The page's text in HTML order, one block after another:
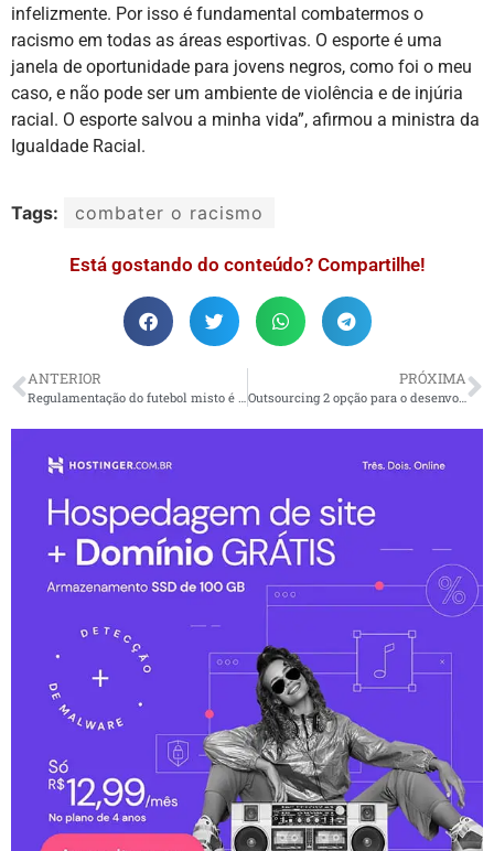
infelizmente. Por isso é fundamental combatermos o
racismo em todas as áreas esportivas. O esporte é uma
janela de oportunidade para jovens negros, como foi o meu
caso, e não pode ser um ambiente de violência e de injúria
racial. O esporte salvou a minha vida”, afirmou a ministra da
Igualdade Racial.
Tags: combater o racismo
Está gostando do conteúdo? Compartilhe!
ANTERIOR
Regulamentação do futebol misto é instituída pela CBF
PRÓXIMA
Outsourcing 2 opção para o desenvolvimento de softwares